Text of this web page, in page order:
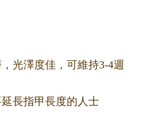
，光澤度佳，可維持3-4週
延長指甲長度的人士